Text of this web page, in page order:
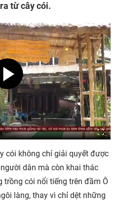
từ cây cói.
cói không chỉ giải quyết được
dân mà còn khai thác
cói nổi tiếng trên đầm Ô
làng, thay vì chỉ dệt những